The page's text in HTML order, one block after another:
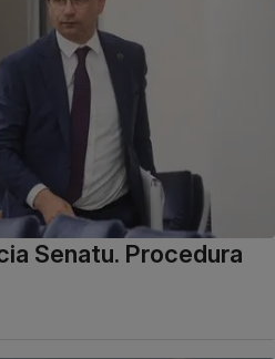
Senatu. Procedura